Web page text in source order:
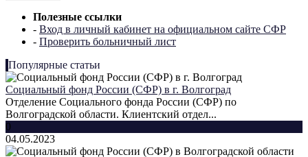
Полезные ссылки
- Вход в личный кабинет на официальном сайте СФР
- Проверить больничный лист
Популярные статьи
Социальный фонд России (СФР) в г. Волгоград
Отделение Социального фонда России (СФР) по
Волгоградской области. Клиентский отдел...
0
04.05.2023